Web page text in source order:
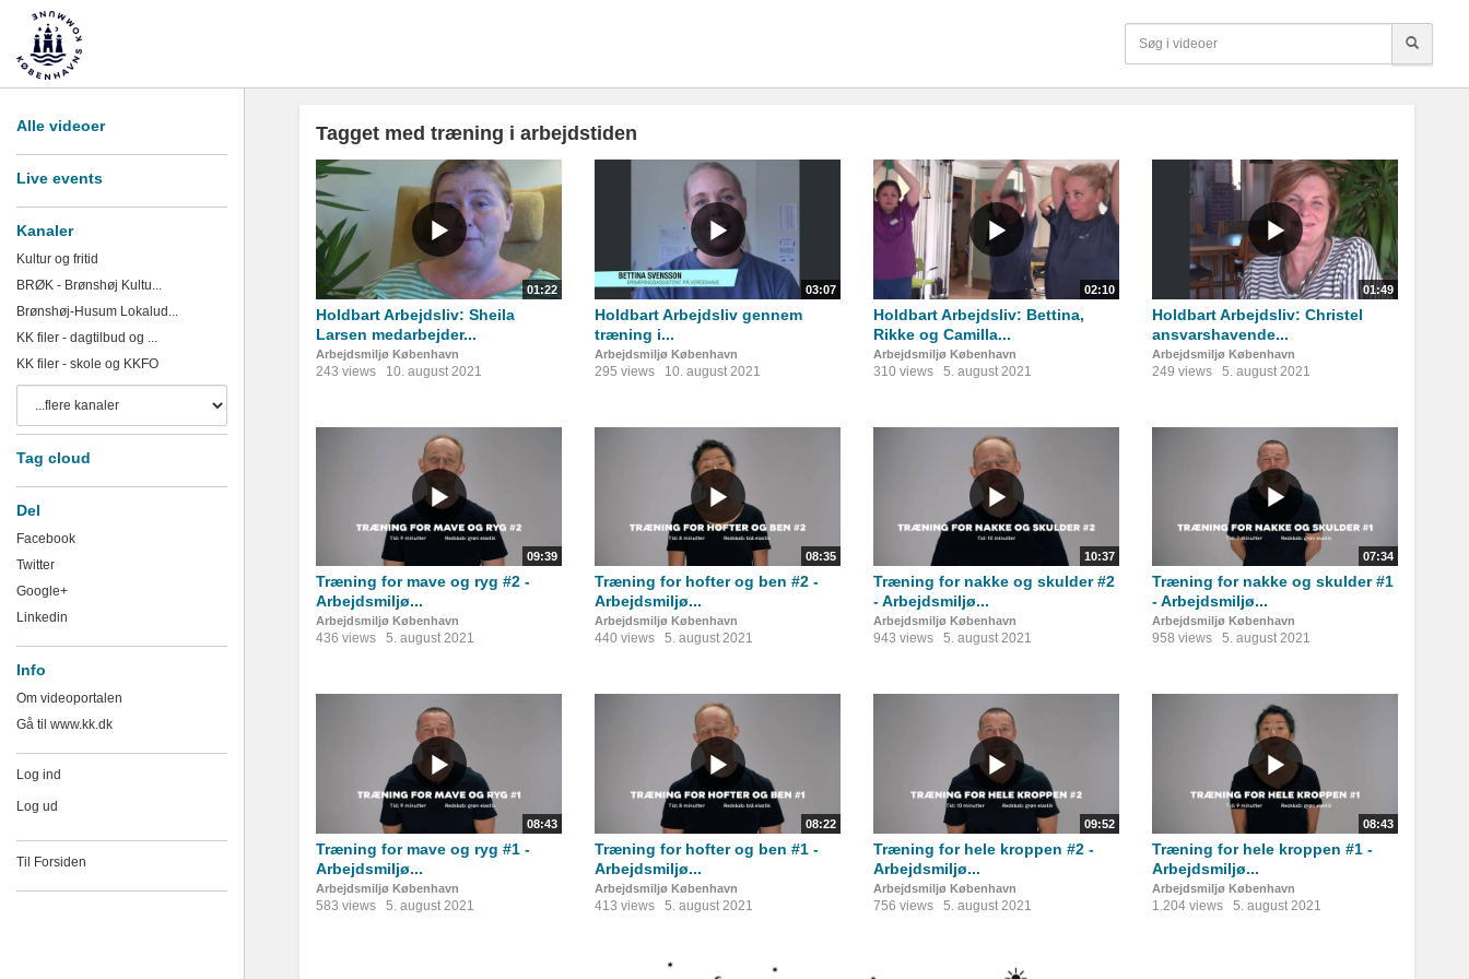
Alle videoer
Live events
Kanaler
Kultur og fritid
BRØK - Brønshøj Kultu...
Brønshøj-Husum Lokalud...
KK filer - dagtilbud og ...
KK filer - skole og KKFO
Tag cloud
Del
Facebook
Twitter
Google+
Linkedin
Info
Om videoportalen
Gå til www.kk.dk
Log ind
Log ud
Til Forsiden
Tagget med træning i arbejdstiden
01:22
Holdbart Arbejdsliv: Sheila
Larsen medarbejder...
Arbejdsmiljø København
243 views 10. august 2021
03:07
Holdbart Arbejdsliv gennem
træning i...
Arbejdsmiljø København
295 views 10. august 2021
02:10
Holdbart Arbejdsliv: Bettina,
Rikke og Camilla...
Arbejdsmiljø København
310 views 5. august 2021
01:49
Holdbart Arbejdsliv: Christel
ansvarshavende...
Arbejdsmiljø København
249 views 5. august 2021
09:39
Træning for mave og ryg #2 -
Arbejdsmiljø...
Arbejdsmiljø København
436 views 5. august 2021
08:35
Træning for hofter og ben #2 -
Arbejdsmiljø...
Arbejdsmiljø København
440 views 5. august 2021
10:37
Træning for nakke og skulder #2
- Arbejdsmiljø...
Arbejdsmiljø København
943 views 5. august 2021
07:34
Træning for nakke og skulder #1
- Arbejdsmiljø...
Arbejdsmiljø København
958 views 5. august 2021
08:43
Træning for mave og ryg #1 -
Arbejdsmiljø...
Arbejdsmiljø København
583 views 5. august 2021
08:22
Træning for hofter og ben #1 -
Arbejdsmiljø...
Arbejdsmiljø København
413 views 5. august 2021
09:52
Træning for hele kroppen #2 -
Arbejdsmiljø...
Arbejdsmiljø København
756 views 5. august 2021
08:43
Træning for hele kroppen #1 -
Arbejdsmiljø...
Arbejdsmiljø København
1.204 views 5. august 2021